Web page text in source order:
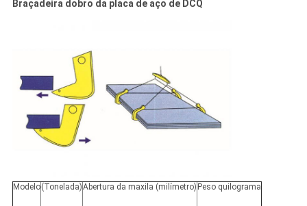
Braçadeira dobro da placa de aço de DCQ
Modelo(Tonelada)Abertura da maxila (milímetro) Peso quilograma